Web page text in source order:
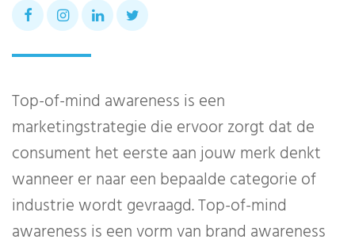
Top-of-mind awareness is een
marketingstrategie die ervoor zorgt dat de
consument het eerste aan jouw merk denkt
wanneer er naar een bepaalde categorie of
industrie wordt gevraagd. Top-of-mind
awareness is een vorm van brand awareness